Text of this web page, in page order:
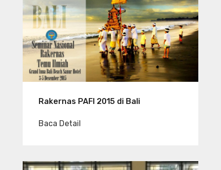
Rakernas PAFI 2015 di Bali
Baca Detail